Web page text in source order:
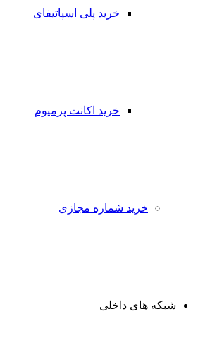
خرید پلی اسپاتیفای
خرید اکانت پرمیوم
خرید شماره مجازی
شبکه های داخلی